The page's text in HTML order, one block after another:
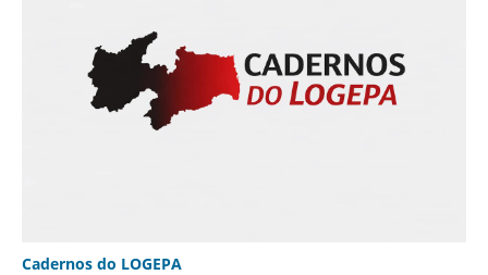
Cadernos do LOGEPA